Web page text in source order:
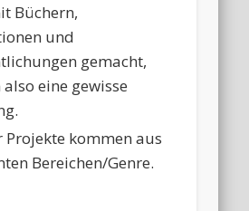
Büchern,
und
gemacht,
eine gewisse
Projekte kommen aus
Bereichen/Genre.